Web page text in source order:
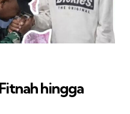
hingga